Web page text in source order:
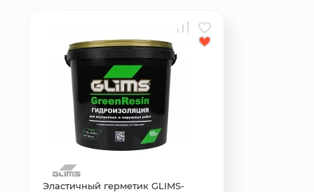
Эластичный герметик GLIMS-